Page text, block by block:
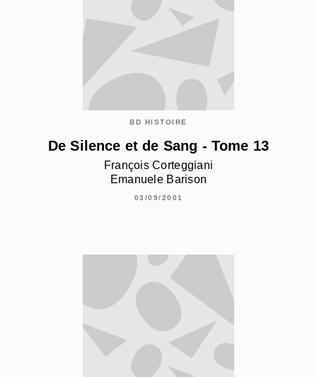
BD HISTOIRE
De Silence et de Sang - Tome 13
François Corteggiani
Emanuele Barison
03/09/2001